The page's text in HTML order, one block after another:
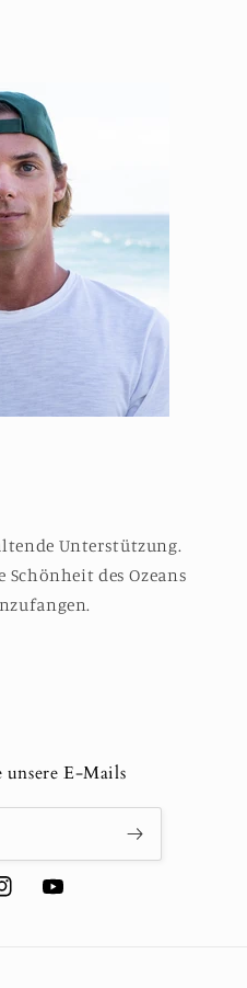
Unterstützung.
des Ozeans
E-Mails
YouTube